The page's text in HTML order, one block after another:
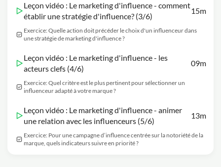
Leçon vidéo : Le marketing d'influence - comment
établir une stratégie d'influence? (3/6)
15m
Exercice: Quelle action doit précéder le choix d'un influenceur dans
une stratégie de marketing d'influence ?
Leçon vidéo : Le marketing d'influence - les
acteurs clefs (4/6)
09m
Exercice: Quel critère est le plus pertinent pour sélectionner un
influenceur adapté à votre marque ?
Leçon vidéo : Le marketing d'influence - animer
une relation avec les influenceurs (5/6)
13m
Exercice: Pour une campagne d’influence centrée sur la notoriété de la
marque, quels indicateurs suivre en priorité ?